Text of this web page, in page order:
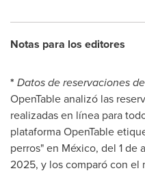
Notas para los editores
* Datos de reservaciones
OpenTable analizó las
realizadas en línea para
plataforma OpenTable
perros" en México, del 1 de
2025, y los comparó con el